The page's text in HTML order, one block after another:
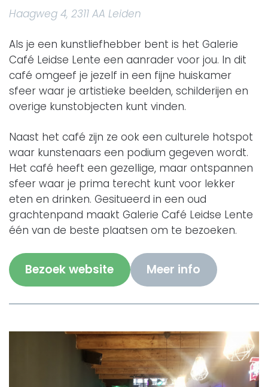
Haagweg 4, 2311 AA Leiden
Als je een kunstliefhebber bent is het Galerie
Café Leidse Lente een aanrader voor jou. In dit
café omgeef je jezelf in een fijne huiskamer
sfeer waar je artistieke beelden, schilderijen en
overige kunstobjecten kunt vinden.
Naast het café zijn ze ook een culturele hotspot
waar kunstenaars een podium gegeven wordt.
Het café heeft een gezellige, maar ontspannen
sfeer waar je prima terecht kunt voor lekker
eten en drinken. Gesitueerd in een oud
grachtenpand maakt Galerie Café Leidse Lente
één van de beste plaatsen om te bezoeken.
Bezoek website Meer info